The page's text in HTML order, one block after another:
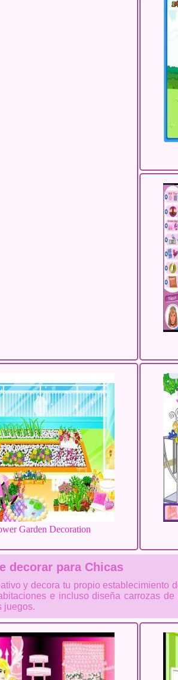
Garden Decoration
decorar para Chicas
y decora tu propio establecimiento
e incluso diseña carrozas
juegos.